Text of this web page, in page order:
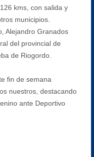
kms, con salida y
municipios.
Alejandro Granados
del provincial de
de Riogordo.
fin de semana
nuestros, destacando
ante Deportivo